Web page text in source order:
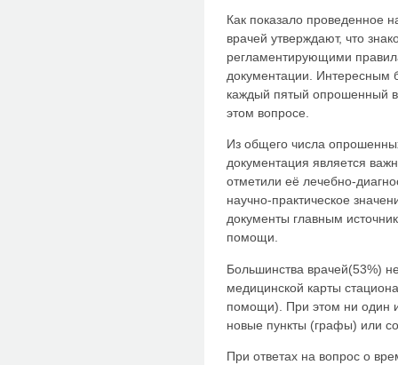
Как показало проведенное
врачей утверждают, что
регламентирующими
документации. Интересным
каждый пятый опрошенный
этом вопросе.
Из общего числа
документация является
отметили её лечебно-
научно-практическое
документы главным
помощи.
Большинства врачей(53%)
медицинской карты
помощи). При этом ни один
новые пункты (графы) или
При ответах на вопрос о